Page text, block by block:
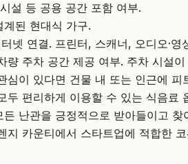
설 등 공용 공간 포함 여부.
계된 현대식 가구.
넷 연결. 프린터, 스캐너, 오디오·
량 주차 공간 제공 여부. 주차 시설
심이 있다면 건물 내 또는 인근에 피
두 편리하게 이용할 수 있는 식음료
든 난관을 긍정적으로 받아들이고
지 카운티에서 스타트업에 적합한